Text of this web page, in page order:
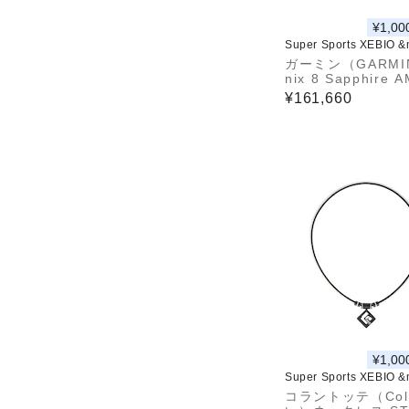
Super Sports XEBIO
ガーミン（
nix 8 Sapphire
D 47mm フラッグ
GPSウォッチ
¥161,660
Super Sports XEBIO
コラントッテ（